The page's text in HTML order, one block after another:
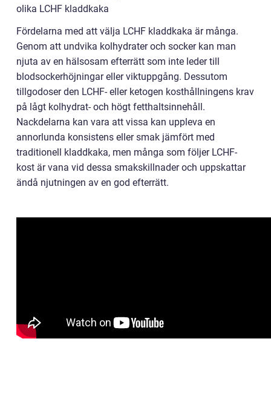
olika LCHF kladdkaka
Fördelarna med att välja LCHF kladdkaka är många.
Genom att undvika kolhydrater och socker kan man
njuta av en hälsosam efterrätt som inte leder till
blodsockerhöjningar eller viktuppgång. Dessutom
tillgodoser den LCHF- eller ketogen kosthållningens krav
på lågt kolhydrat- och högt fetthaltsinnehåll.
Nackdelarna kan vara att vissa kan uppleva en
annorlunda konsistens eller smak jämfört med
traditionell kladdkaka, men många som följer LCHF-
kost är vana vid dessa smakskillnader och uppskattar
ändå njutningen av en god efterrätt.